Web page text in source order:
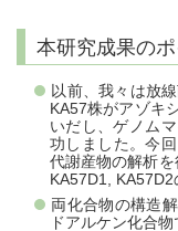
本研究成果のポ
以前、我々は放
KA57株がアゾキ
いだし、ゲノム
功しました。今
代謝産物の解析
KA57D1, KA57D2
両化合物の構造
ドアルケン化合物